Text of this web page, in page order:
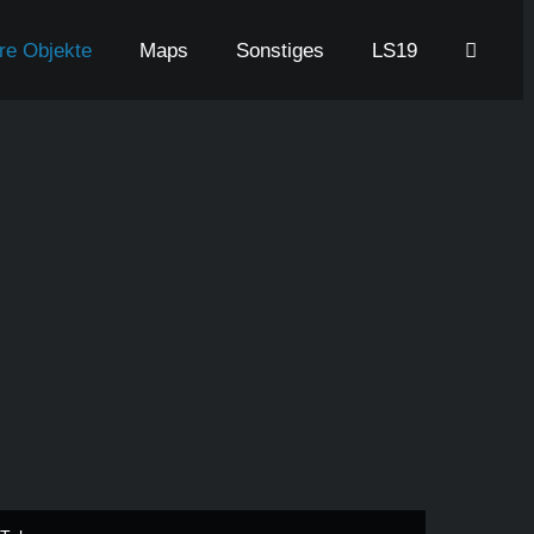
Objekte Maps Sonstiges LS19